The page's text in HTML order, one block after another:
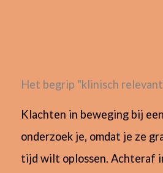
Het begrip "klinisch
Klachten in beweging bij
onderzoek je, omdat je ze
tijd wilt oplossen. Achteraf